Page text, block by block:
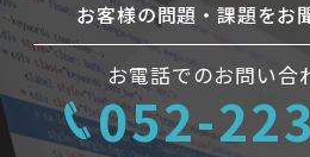
お客様の問題・課題をお
お電話でのお問い合
052-